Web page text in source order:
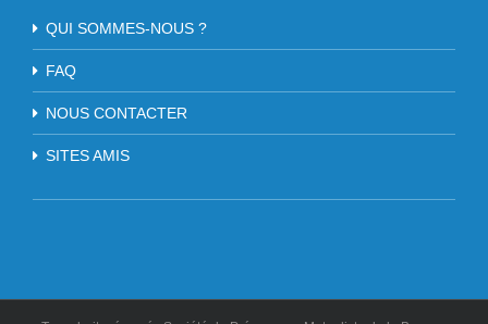
QUI SOMMES-NOUS ?
FAQ
NOUS CONTACTER
SITES AMIS